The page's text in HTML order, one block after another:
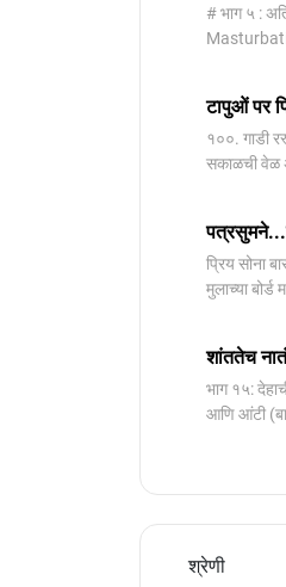
# भाग ५ :
टापुओं पर
१००. गाडी
सकाळची वेळ
प्रिय सोना
मुलाच्या बोर्ड
शांततेच
भाग १५:
आणि आंटी
श्रेणी